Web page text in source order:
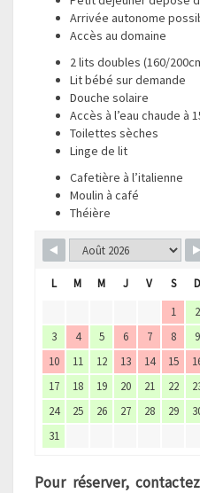
Arrivée autonome
Accès au domaine
2 lits doubles (160/
Lit bébé sur demande
Douche solaire
Accès à l’eau chaude à
Toilettes sèches
Linge de lit
Cafetière à l’italienne
Moulin à café
Théière
L M M J V S
D
1
2
3
4 5 6 7 8
9
10
11 12 13 14 15
17
18 19 20 21 22
24
25 26 27 28 29
31
Pour réserver,